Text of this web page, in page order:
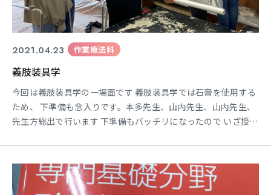
2021.04.23 作業療法科
義肢装具学
今回は義肢装具学の一場面です 義肢装具学では石膏を使用する
ため、 下準備も念入りです。本多先生、山内先生、山内先生、
先生方総出で行います 下準備もバッチリになったので いざ授業
のでつい写真を撮ってしましました(笑) 割烹着いいですね
～！！ 義肢装具学は国家試験にも出てくるのでしっかりと学ん
でくださいね～ 作業療法科 2年生担任 角本裕之進